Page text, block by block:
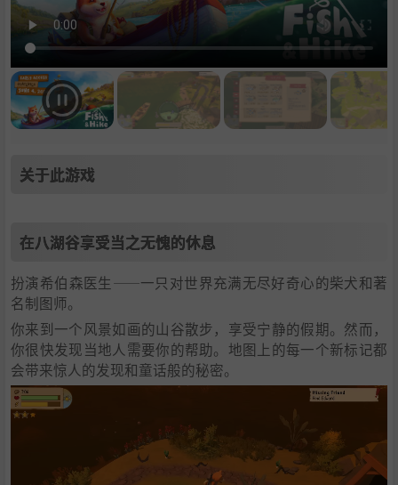
关于此游戏
在八湖谷享受当之无愧的休息
扮演希伯森医生——一只对世界充满无尽好奇心的柴犬和著
名制图师。
你来到一个风景如画的山谷散步，享受宁静的假期。然而，
你很快发现当地人需要你的帮助。地图上的每一个新标记都
会带来惊人的发现和童话般的秘密。